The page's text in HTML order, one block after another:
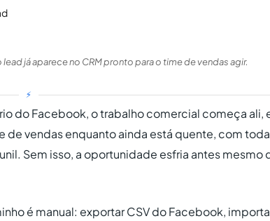
já aparece no CRM pronto para o time de vendas agir.
⚡
do Facebook, o trabalho comercial começa ali,
vendas enquanto ainda está quente, com
Sem isso, a oportunidade esfria antes mesmo
é manual: exportar CSV do Facebook,